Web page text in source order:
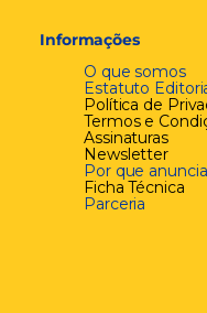
Informações
O que somos
Estatuto
Política de
Termos e
Assinaturas
Newsletter
Por que
Ficha Técnica
Parceria